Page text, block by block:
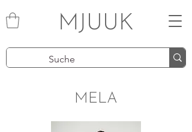
MJUUK
MELA